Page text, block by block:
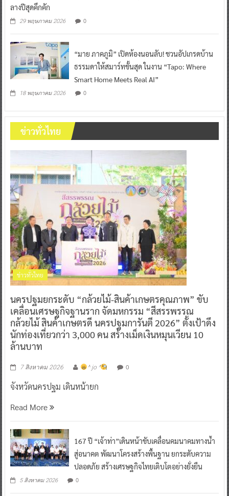
ลางปีสุดคึกคัก
29 พฤษภาคม 2026 0
“มาย ภาคภูมิ” เปิดห้องนอนลับ! ชวนอัปเกรดบ้าน
ธรรมดาให้สมาร์ทขั้นสุด ในงาน “Tapo: Where
Smart Home Meets Real AI”
18 พฤษภาคม 2026 0
ข่าวทั่วไทย
ข่าวทั่วไทย
นครปฐมยกระดับ “กล้วยไม้-สินค้าเกษตรคุณภาพ” ขับ
เคลื่อนเศรษฐกิจฐานราก จัดมหกรรม “สีสรรพรรณ
กล้วยไม้ สินค้าเกษตรดี นครปฐมการันตี 2026” ตั้งเป้าดึง
นักท่องเที่ยวกว่า 3,000 คน สร้างเม็ดเงินหมุนเวียน 10
ล้านบาท
7 สิงหาคม 2026 ^ jo ^ 0
จังหวัดนครปฐม เดินหน้ายก
Read More
167 ปี “เจ้าท่า”เดินหน้าขับเคลื่อนคมนาคมทางน้ำ
สู่อนาคต พัฒนาโครงสร้างพื้นฐาน ยกระดับความ
ปลอดภัย สร้างเศรษฐกิจไทยเติบโตอย่างยั่งยืน
5 สิงหาคม 2026 0